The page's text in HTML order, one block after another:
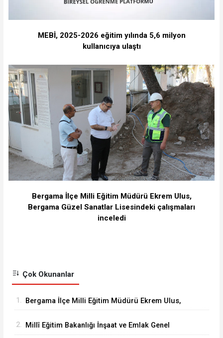
MEBİ, 2025-2026 eğitim yılında 5,6 milyon
kullanıcıya ulaştı
Bergama İlçe Milli Eğitim Müdürü Ekrem Ulus,
Bergama Güzel Sanatlar Lisesindeki çalışmaları
inceledi
Çok Okunanlar
1. Bergama İlçe Milli Eğitim Müdürü Ekrem Ulus,
çalışmaları inceledi
2. Millî Eğitim Bakanlığı İnşaat ve Emlak Genel